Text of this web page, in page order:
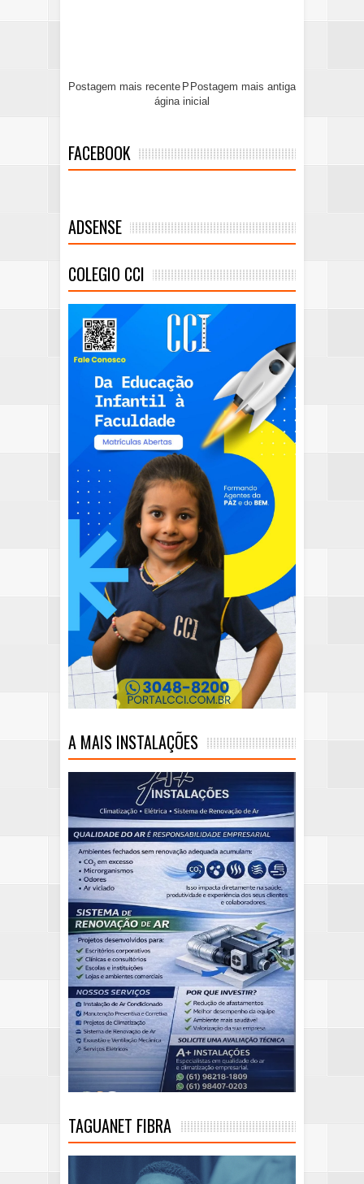
Postagem mais recente Postagem mais antiga
P
ágina inicial
FACEBOOK
ADSENSE
COLEGIO CCI
A MAIS INSTALAÇÕES
TAGUANET FIBRA